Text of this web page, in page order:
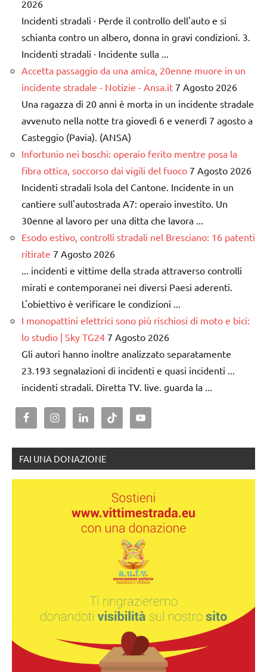
2026
Incidenti stradali · Perde il controllo dell'auto e si
schianta contro un albero, donna in gravi condizioni. 3.
Incidenti stradali · Incidente sulla ...
Accetta passaggio da una amica, 20enne muore in un
incidente stradale - Notizie - Ansa.it 7 Agosto 2026
Una ragazza di 20 anni è morta in un incidente stradale
avvenuto nella notte tra giovedì 6 e venerdì 7 agosto a
Casteggio (Pavia). (ANSA)
Infortunio nei boschi: operaio ferito mentre posa la
fibra ottica, soccorso dai vigili del fuoco 7 Agosto 2026
Incidenti stradali Isola del Cantone. Incidente in un
cantiere sull'autostrada A7: operaio investito. Un
30enne al lavoro per una ditta che lavora ...
Esodo estivo, controlli stradali nel Bresciano: 16 patenti
ritirate 7 Agosto 2026
... incidenti e vittime della strada attraverso controlli
mirati e contemporanei nei diversi Paesi aderenti.
L'obiettivo è verificare le condizioni ...
I monopattini elettrici sono più rischiosi di moto e bici:
lo studio | Sky TG24 7 Agosto 2026
Gli autori hanno inoltre analizzato separatamente
23.193 segnalazioni di incidenti e quasi incidenti ...
incidenti stradali. Diretta TV. live. guarda la ...
FAI UNA DONAZIONE